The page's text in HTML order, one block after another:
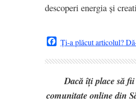
descoperi energia și
Facebook
Ți-a plăcut articolul?
Dacă îți place să
comunitate online din